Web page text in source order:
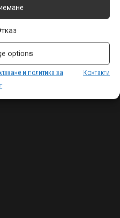
options
и политика за
Контакти
за поверителност